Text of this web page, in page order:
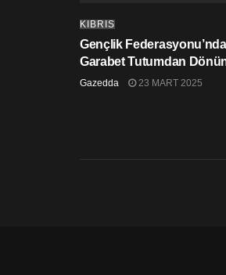
KIBRIS
Gençlik
Garabet Tutumdan
Gazedda 23 MART 2025